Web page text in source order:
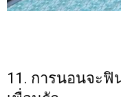
11. การนอนจะ